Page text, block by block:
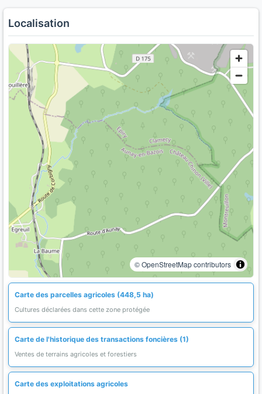
Localisation
© OpenStreetMap contributors
Carte des parcelles agricoles (448,5 ha)
Cultures déclarées dans cette zone protégée
Carte de l'historique des transactions foncières (1)
Ventes de terrains agricoles et forestiers
Carte des exploitations agricoles